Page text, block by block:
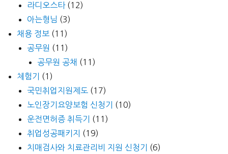
라디오스타(12)
아는형님 (3)
채용 정보 (11)
공무원 (11)
공무원 공채 (11)
체험기
(1)
국민취업지원제도 (17)
노인장기요양보험 신청기
(10)
운전면허증 취득기
(11)
취업성공패키지
(19)
치매검사와 치료관리비 지원 신청기
(6)